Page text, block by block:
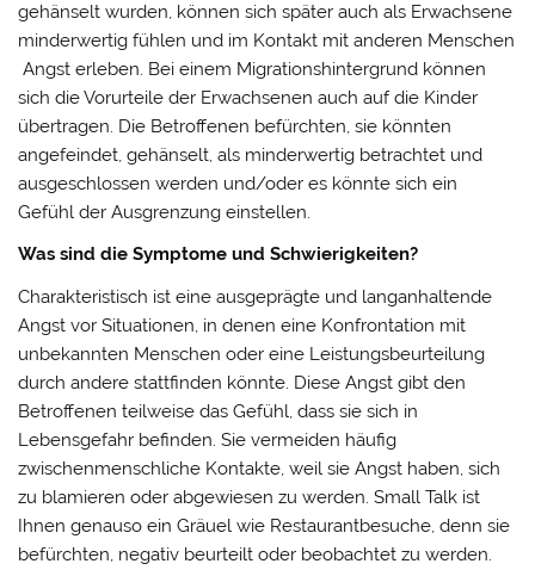
gehänselt wurden, können sich später auch als Erwachsene
minderwertig fühlen und im Kontakt mit anderen Menschen
Angst erleben. Bei einem Migrationshintergrund können
sich die Vorurteile der Erwachsenen auch auf die Kinder
übertragen. Die Betroffenen befürchten, sie könnten
angefeindet, gehänselt, als minderwertig betrachtet und
ausgeschlossen werden und/oder es könnte sich ein
Gefühl der Ausgrenzung einstellen.
Was sind die Symptome und Schwierigkeiten?
Charakteristisch ist eine ausgeprägte und langanhaltende
Angst vor Situationen, in denen eine Konfrontation mit
unbekannten Menschen oder eine Leistungsbeurteilung
durch andere stattfinden könnte. Diese Angst gibt den
Betroffenen teilweise das Gefühl, dass sie sich in
Lebensgefahr befinden. Sie vermeiden häufig
zwischenmenschliche Kontakte, weil sie Angst haben, sich
zu blamieren oder abgewiesen zu werden. Small Talk ist
Ihnen genauso ein Gräuel wie Restaurantbesuche, denn sie
befürchten, negativ beurteilt oder beobachtet zu werden.